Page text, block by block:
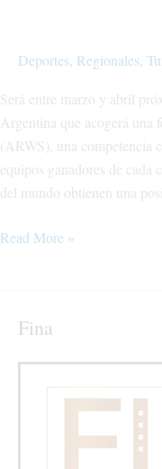
Deportes, Regionales,
Será entre marzo y abril
Argentina que acogerá una
(ARWS), una competencia
equipos ganadores de cada
del mundo obtienen una
mostrará
Malal
al
mundo
Read More »
Fina